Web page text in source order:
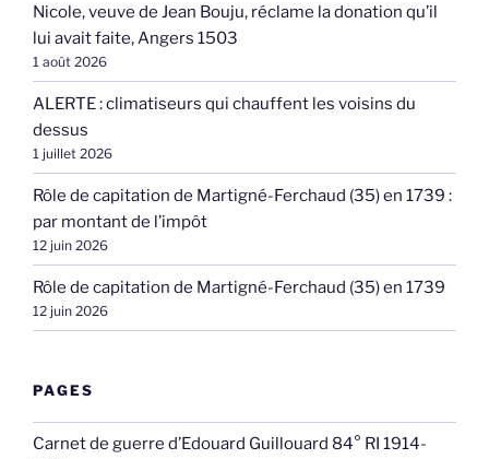
Nicole, veuve de Jean Bouju, réclame la donation qu’il
lui avait faite, Angers 1503
1 août 2026
ALERTE : climatiseurs qui chauffent les voisins du
dessus
1 juillet 2026
Rôle de capitation de Martigné-Ferchaud (35) en 1739 :
par montant de l’impôt
12 juin 2026
Rôle de capitation de Martigné-Ferchaud (35) en 1739
12 juin 2026
PAGES
Carnet de guerre d’Edouard Guillouard 84° RI 1914-